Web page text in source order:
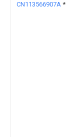
CN113566907A *